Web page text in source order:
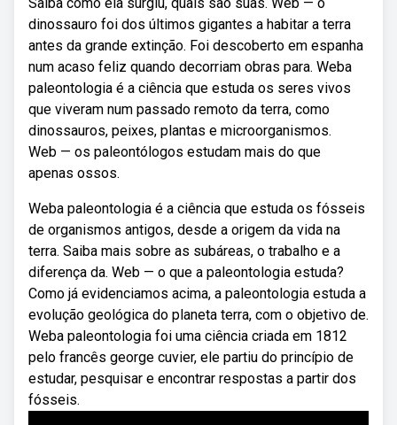
dinossauro foi dos últimos gigantes a habitar a terra
antes da grande extinção. Foi descoberto em espanha
num acaso feliz quando decorriam obras para. Weba
paleontologia é a ciência que estuda os seres vivos
que viveram num passado remoto da terra, como
dinossauros, peixes, plantas e microorganismos.
Web — os paleontólogos estudam mais do que
apenas ossos.
Weba paleontologia é a ciência que estuda os fósseis
de organismos antigos, desde a origem da vida na
terra. Saiba mais sobre as subáreas, o trabalho e a
diferença da. Web — o que a paleontologia estuda?
Como já evidenciamos acima, a paleontologia estuda a
evolução geológica do planeta terra, com o objetivo de.
Weba paleontologia foi uma ciência criada em 1812
pelo francês george cuvier, ele partiu do princípio de
estudar, pesquisar e encontrar respostas a partir dos
fósseis.